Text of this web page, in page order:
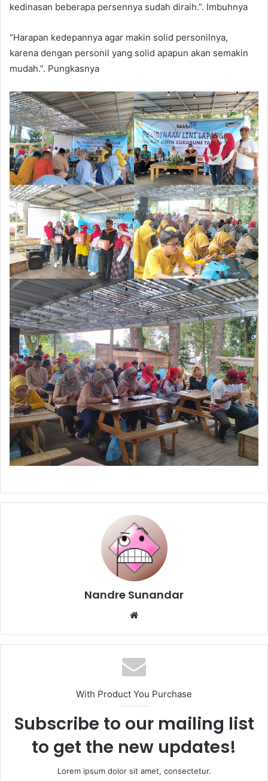
kedinasan beberapa persennya sudah diraih.”. Imbuhnya
“Harapan kedepannya agar makin solid personilnya,
karena dengan personil yang solid apapun akan semakin
mudah.”. Pungkasnya
Nandre Sunandar
Website
With Product You Purchase
Subscribe to our mailing list
to get the new updates!
Lorem ipsum dolor sit amet, consectetur.